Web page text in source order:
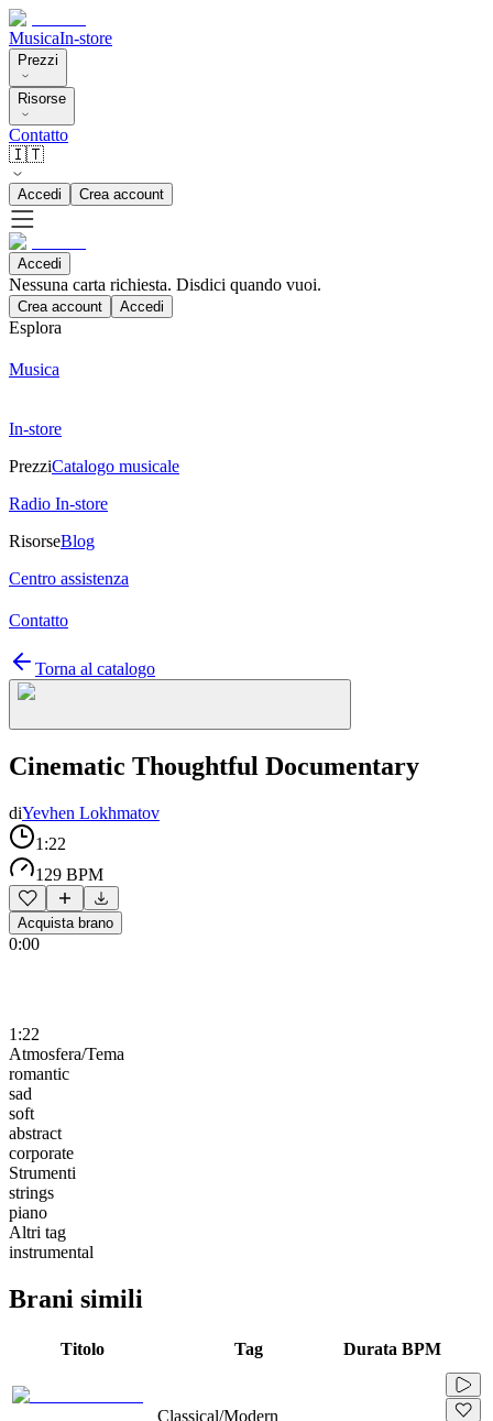
MusicaIn-store
Prezzi
Risorse
Contatto
🇮🇹
Accedi Crea account
Accedi
Nessuna carta richiesta. Disdici quando vuoi.
Crea account Accedi
Esplora
Musica
In-store
PrezziCatalogo musicale
Radio In-store
RisorseBlog
Centro assistenza
Contatto
Torna al catalogo
Cinematic Thoughtful Documentary
diYevhen Lokhmatov
1:22
129 BPM
Acquista brano
0:00
1:22
Atmosfera/Tema
romantic
sad
soft
abstract
corporate
Strumenti
strings
piano
Altri tag
instrumental
Brani simili
Titolo Tag Durata BPM
Classical/Modern